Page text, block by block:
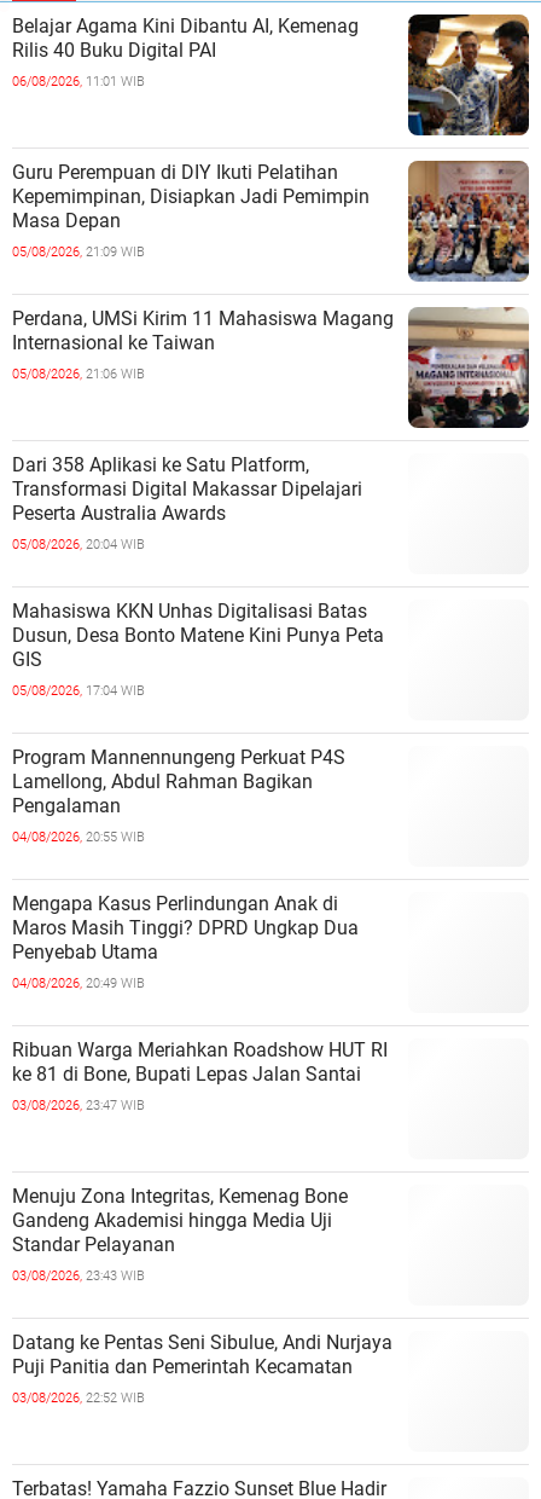
Belajar Agama Kini Dibantu AI, Kemenag
Rilis 40 Buku Digital PAI
06/08/2026, 11:01 WIB
Guru Perempuan di DIY Ikuti Pelatihan
Kepemimpinan, Disiapkan Jadi Pemimpin
Masa Depan
05/08/2026, 21:09 WIB
Perdana, UMSi Kirim 11 Mahasiswa Magang
Internasional ke Taiwan
05/08/2026, 21:06 WIB
Dari 358 Aplikasi ke Satu Platform,
Transformasi Digital Makassar Dipelajari
Peserta Australia Awards
05/08/2026, 20:04 WIB
Mahasiswa KKN Unhas Digitalisasi Batas
Dusun, Desa Bonto Matene Kini Punya Peta
GIS
05/08/2026, 17:04 WIB
Program Mannennungeng Perkuat P4S
Lamellong, Abdul Rahman Bagikan
Pengalaman
04/08/2026, 20:55 WIB
Mengapa Kasus Perlindungan Anak di
Maros Masih Tinggi? DPRD Ungkap Dua
Penyebab Utama
04/08/2026, 20:49 WIB
Ribuan Warga Meriahkan Roadshow HUT RI
ke 81 di Bone, Bupati Lepas Jalan Santai
03/08/2026, 23:47 WIB
Menuju Zona Integritas, Kemenag Bone
Gandeng Akademisi hingga Media Uji
Standar Pelayanan
03/08/2026, 23:43 WIB
Datang ke Pentas Seni Sibulue, Andi Nurjaya
Puji Panitia dan Pemerintah Kecamatan
03/08/2026, 22:52 WIB
Terbatas! Yamaha Fazzio Sunset Blue Hadir